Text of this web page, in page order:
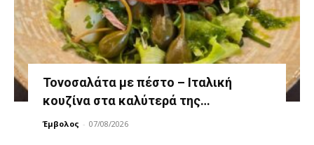
Τονοσαλάτα με πέστο – Ιταλική
κουζίνα στα καλύτερά της…
Έμβολος - 07/08/2026